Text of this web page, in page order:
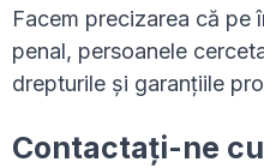
Facem precizarea că pe
penal, persoanele
drepturile și garanțiile
Contactați-ne